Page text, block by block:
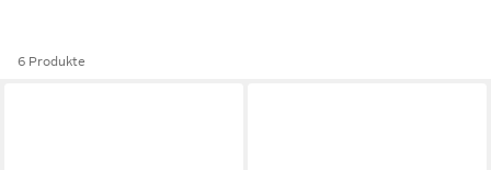
6 Produkte